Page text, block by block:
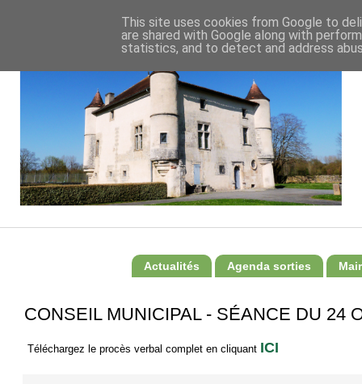
Actualités Agenda sorties
CONSEIL MUNICIPAL - SÉANCE DU 24
Téléchargez le procès verbal complet en cliquant ICI
This site uses cookies from Google to
are shared with Google along with
statistics, and to detect and address